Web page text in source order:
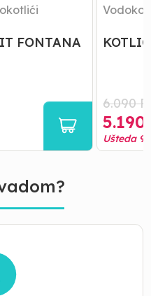
FONTANA
6.090
5.190
Ušteda